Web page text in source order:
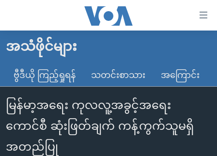
လွယ်ကူ
သည့်
Link
များ
ပင်မ
အကြောင်းအရာ
မူလစာမျက်နှာ
မြန်မာ
ကမ္ဘာ့သတင်းများ
နိုင်ငံတကာ
အမေရိကန်
ဗွီဒီယို
သတင်းလွတ်လပ်ခွင့်
ရပ်ဝန်းတခု လမ်းတခု အလွန်
အသံဖိုင်များ
ဗွီဒီယို ကြည့်ရှုရန် သတင်းစာသား အကြောင်း
မြန်မာ့အရေး ကုလလူ့အခွင့်အရေး
ကောင်စီ ဆုံးဖြတ်ချက် ကန့်ကွက်သူမရှိ
အတည်ပြု